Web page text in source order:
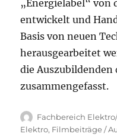
„Energielabel“ von
entwickelt und
Basis von neuen
herausgearbeitet
die Auszubildenden
zusammengefasst.
Autor
Fachbereich
Elektro, Filmbeiträge /